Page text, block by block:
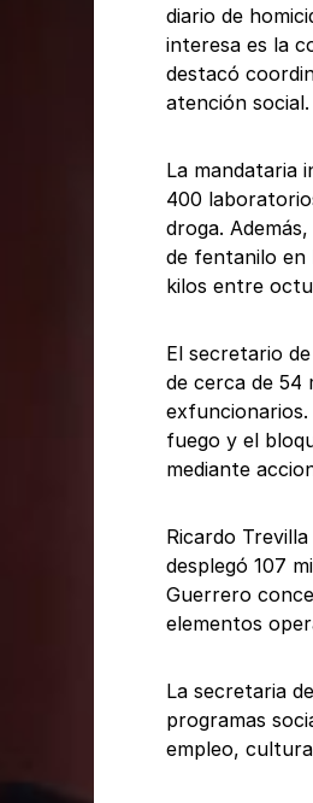
diario de
interesa es la
destacó
atención social.
La mandataria
400
droga.
de fentanilo en
kilos entre
El secretario
de cerca de 54
exfuncionarios.
fuego y el
mediante
Ricardo
desplegó 107
Guerrero
elementos
La secretaria
programas
empleo,